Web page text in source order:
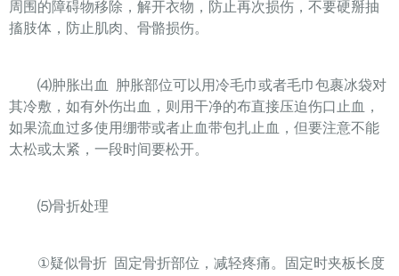
周围的障碍物移除，解开衣物，防止再次损伤，不要硬掰抽
搐肢体，防止肌肉、骨骼损伤。
⑷肿胀出血
肿胀部位可以用冷毛巾或者毛巾包裹冰袋对
其冷敷，如有外伤出血，则用干净的布直接压迫伤口止血，
如果流血过多使用绷带或者止血带包扎止血，但要注意不能
太松或太紧，一段时间要松开。
⑸骨折处理
①疑似骨折 固定骨折部位，减轻疼痛。固定时夹板长度